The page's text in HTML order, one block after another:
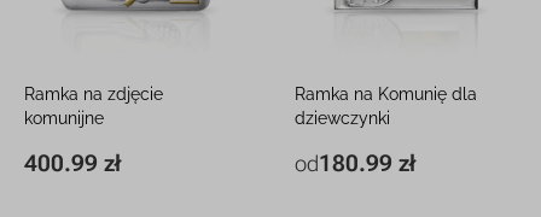
Ramka na zdjęcie
komunijne
grawerem
400.99 zł
18,5 x 23,3 cm
Ramka na Komunię dla
dziewczynki
od180.99 zł
13,1 x 17 cm